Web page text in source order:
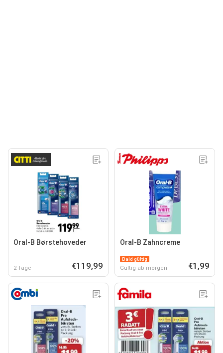
Oral-B Børstehoveder
2 Tage €119,99
Oral-B Zahncreme
Bald gültig
Gültig ab morgen €1,99